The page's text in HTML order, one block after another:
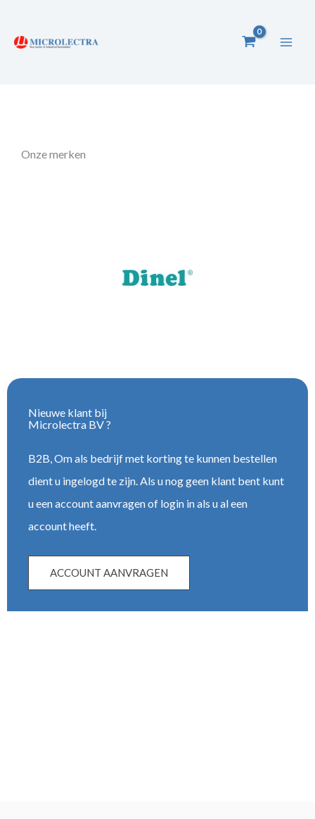
naar
Onze merken
Nieuwe klant bij
Microlectra BV ?
B2B, Om als bedrijf met korting te kunnen bestellen
dient u ingelogd te zijn. Als u nog geen klant bent kunt
u een account aanvragen of login in als u al een
account heeft.
ACCOUNT AANVRAGEN